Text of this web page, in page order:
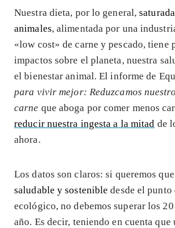
Nuestra dieta, por lo general,
animales, alimentada por una
«low cost» de carne y pescado, tiene
impactos sobre el planeta, nuestra
el bienestar animal. El informe de
para vivir mejor: Reduzcamos
carne que aboga por comer menos
reducir nuestra ingesta a la mitad de
ahora.
Los datos son claros: si queremos
saludable y sostenible desde el punto
ecológico, no debemos superar los
año. Es decir, teniendo en cuenta que